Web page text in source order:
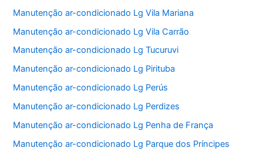
Manutenção ar-condicionado Lg Vila Mariana
Manutenção ar-condicionado Lg Vila Carrão
Manutenção ar-condicionado Lg Tucuruvi
Manutenção ar-condicionado Lg Pirituba
Manutenção ar-condicionado Lg Perús
Manutenção ar-condicionado Lg Perdizes
Manutenção ar-condicionado Lg Penha de França
Manutenção ar-condicionado Lg Parque dos Príncipes